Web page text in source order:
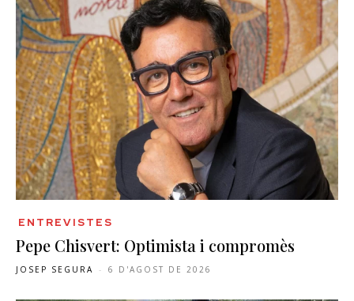
ENTREVISTES
Pepe Chisvert: Optimista i compromès
JOSEP SEGURA - 6 D'AGOST DE 2026